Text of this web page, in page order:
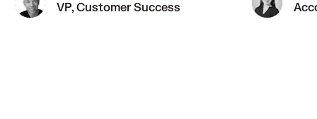
VP, Customer Success